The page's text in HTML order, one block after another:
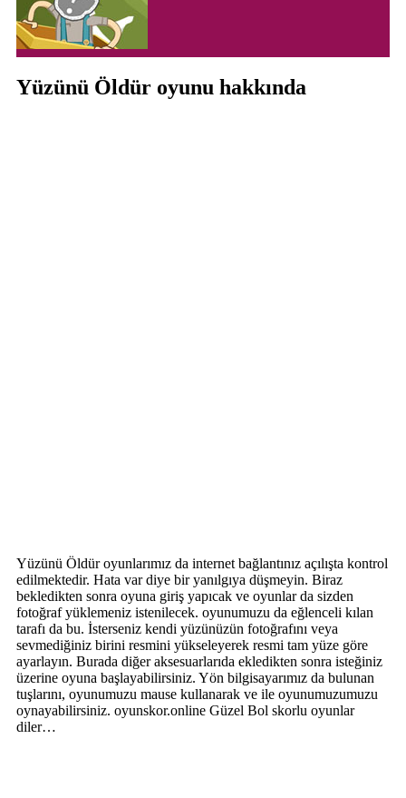
Yüzünü Öldür oyunu hakkında
Yüzünü Öldür oyunlarımız da internet bağlantınız açılışta kontrol
edilmektedir. Hata var diye bir yanılgıya düşmeyin. Biraz
bekledikten sonra oyuna giriş yapıcak ve oyunlar da sizden
fotoğraf yüklemeniz istenilecek. oyunumuzu da eğlenceli kılan
tarafı da bu. İsterseniz kendi yüzünüzün fotoğrafını veya
sevmediğiniz birini resmini yükseleyerek resmi tam yüze göre
ayarlayın. Burada diğer aksesuarlarıda ekledikten sonra isteğiniz
üzerine oyuna başlayabilirsiniz. Yön bilgisayarımız da bulunan
tuşlarını, oyunumuzu mause kullanarak ve ile oyunumuzumuzu
oynayabilirsiniz. oyunskor.online Güzel Bol skorlu oyunlar
diler…